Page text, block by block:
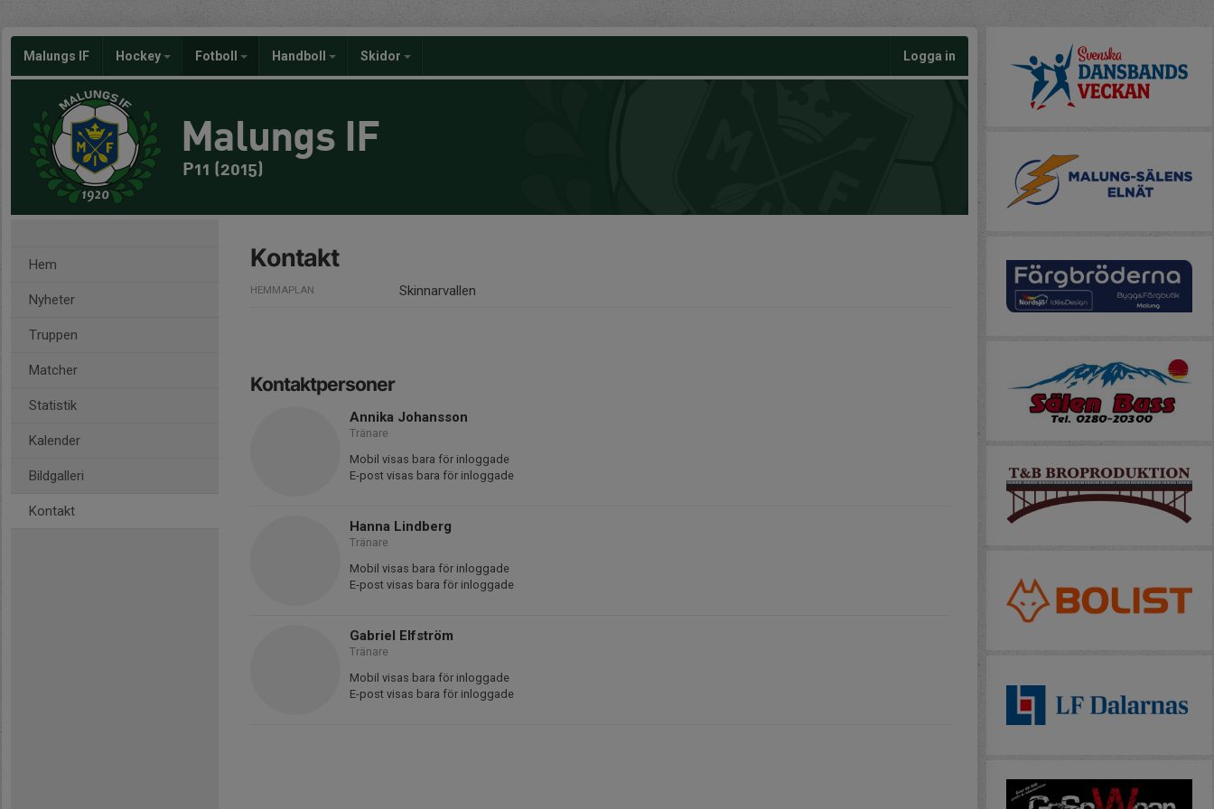
Malungs IF Hockey Fotboll Handboll Skidor Logga in
Malungs IF
P11 (2015)
Hem
Nyheter
Truppen
Matcher
Statistik
Kalender
Bildgalleri
Kontakt
Kontakt
HEMMAPLAN Skinnarvallen
Kontaktpersoner
Annika Johansson
Tränare
Mobil visas bara för inloggade
E-post visas bara för inloggade
Hanna Lindberg
Tränare
Mobil visas bara för inloggade
E-post visas bara för inloggade
Gabriel Elfström
Tränare
Mobil visas bara för inloggade
E-post visas bara för inloggade